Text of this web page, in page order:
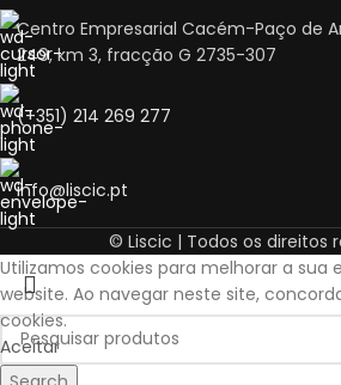
Centro Empresarial Cacém-Paço de
249, km 3, fracção G 2735-307
(+351) 214 269 277
info@liscic.pt
© Liscic | Todos os direitos
Utilizamos cookies para melhorar a sua
website. Ao navegar neste site,
cookies.
Aceitar